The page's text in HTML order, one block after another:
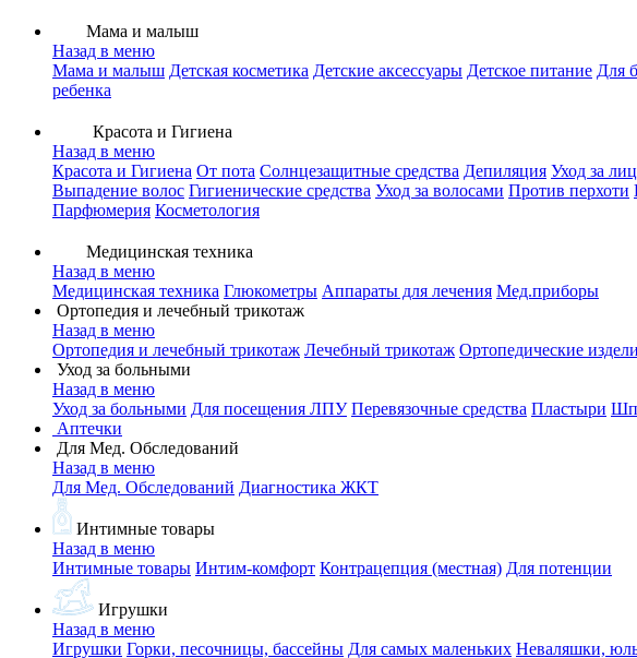
Мама и малыш
Назад в меню
Мама и малыш Детская косметика Детские аксессуары Детское питание Для
ребенка
Красота и Гигиена
Назад в меню
Красота и Гигиена От пота Солнцезащитные средства Депиляция Уход за
Выпадение волос Гигиенические средства Уход за волосами Против перхоти
Парфюмерия Косметология
Медицинская техника
Назад в меню
Медицинская техника Глюкометры Аппараты для лечения Мед.приборы
Ортопедия и лечебный трикотаж
Назад в меню
Ортопедия и лечебный трикотаж Лечебный трикотаж Ортопедические
Уход за больными
Назад в меню
Уход за больными Для посещения ЛПУ Перевязочные средства Пластыри
Аптечки
Для Мед. Обследований
Назад в меню
Для Мед. Обследований Диагностика ЖКТ
Интимные товары
Назад в меню
Интимные товары Интим-комфорт Контрацепция (местная) Для потенции
Игрушки
Назад в меню
Игрушки Горки, песочницы, бассейны Для самых маленьких Неваляшки,